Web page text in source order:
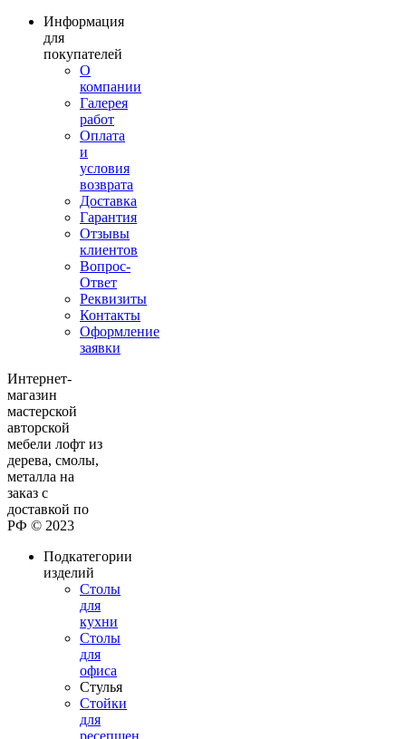
Информация
для
покупателей
О
компании
Галерея
работ
Оплата
и
условия
возврата
Доставка
Гарантия
Отзывы
клиентов
Вопрос-
Ответ
Реквизиты
Контакты
Оформление
заявки
Интернет-
магазин
мастерской
авторской
мебели лофт из
дерева, смолы,
металла на
заказ с
доставкой по
РФ © 2023
Подкатегории
изделий
Столы
для
кухни
Столы
для
офиса
Стулья
Стойки
для